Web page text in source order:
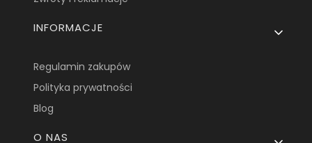
INFORMACJE
Regulamin zakupów
Polityka prywatności
Blog
O NAS